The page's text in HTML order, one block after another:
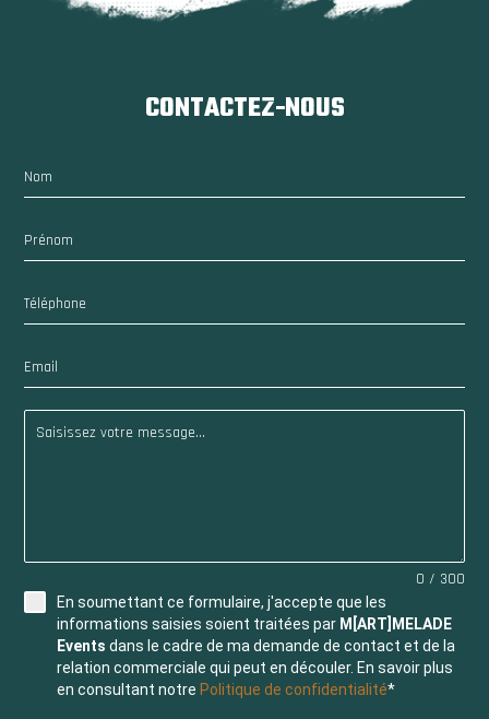
CONTACTEZ-NOUS
0 / 300
En soumettant ce formulaire, j'accepte que les
informations saisies soient traitées par M[ART]MELADE
Events dans le cadre de ma demande de contact et de la
relation commerciale qui peut en découler. En savoir plus
en consultant notre Politique de confidentialité*